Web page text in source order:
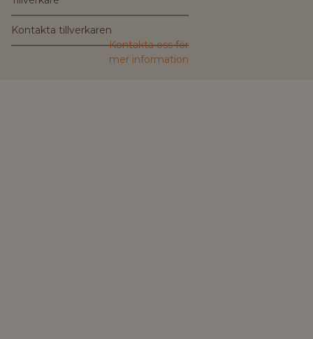
Kontakta tillverkaren
Kontakta oss för
mer information